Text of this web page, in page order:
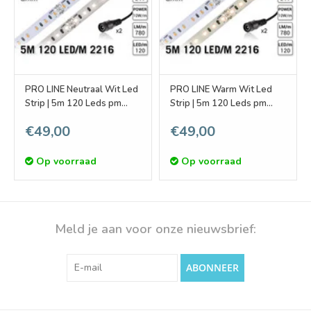
PRO LINE Neutraal Wit Led
Strip | 5m 120 Leds pm
€49,00
Op voorraad
PRO LINE Warm Wit Led
Strip | 5m 120 Leds pm
€49,00
Op voorraad
Meld je aan voor onze nieuwsbrief:
ABONNEER